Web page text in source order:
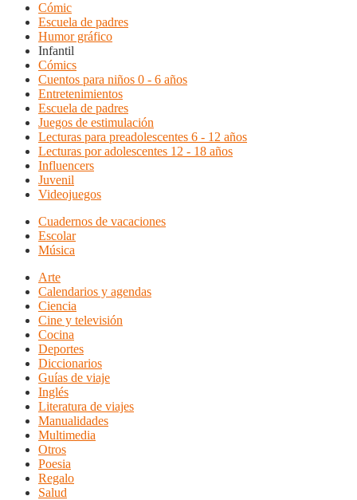
Cómic
Escuela de padres
Humor gráfico
Infantil
Cómics
Cuentos para niños 0 - 6 años
Entretenimientos
Escuela de padres
Juegos de estimulación
Lecturas para preadolescentes 6 - 12 años
Lecturas por adolescentes 12 - 18 años
Influencers
Juvenil
Videojuegos
Cuadernos de vacaciones
Escolar
Música
Arte
Calendarios y agendas
Ciencia
Cine y televisión
Cocina
Deportes
Diccionarios
Guías de viaje
Inglés
Literatura de viajes
Manualidades
Multimedia
Otros
Poesia
Regalo
Salud